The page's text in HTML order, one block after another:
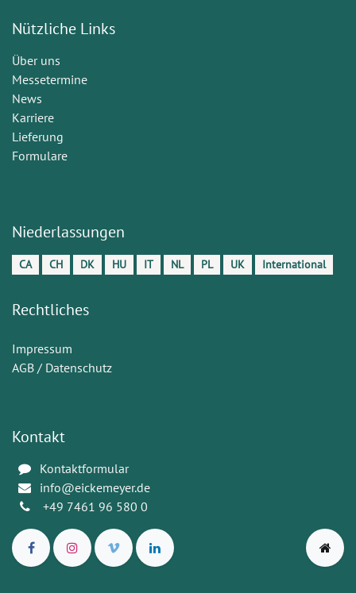
Nützliche Links
Über uns
Messetermine
News
Karriere
Lieferung
Formulare
Niederlassungen
CA CH DK HU IT NL PL UK International
Rechtliches
Impressum
AGB / Datenschutz
Kontakt
Kontaktformular
info@eickemeyer.de
+49 7461 96 580 0